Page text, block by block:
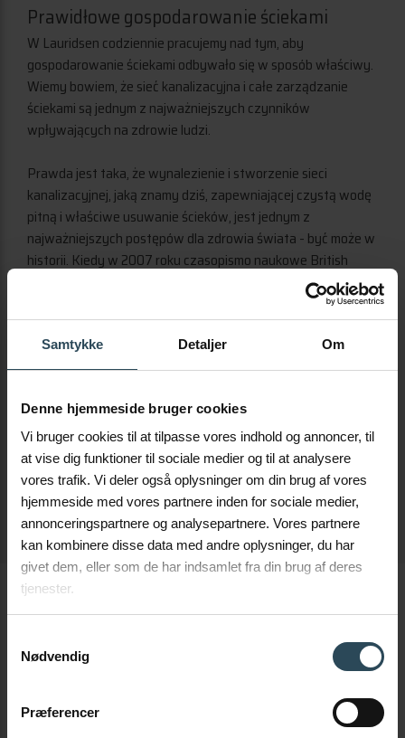
Samtykke Detaljer Om
Denne hjemmeside bruger cookies
Vi bruger cookies til at tilpasse vores indhold og annoncer, til
at vise dig funktioner til sociale medier og til at analysere
vores trafik. Vi deler også oplysninger om din brug af vores
hjemmeside med vores partnere inden for sociale medier,
annonceringspartnere og analysepartnere. Vores partnere
kan kombinere disse data med andre oplysninger, du har
givet dem, eller som de har indsamlet fra din brug af deres
tjenester.
Nødvendig
Præferencer
Prawidłowe gospodarowanie ściekami
W Lauridsen codziennie pracujemy nad tym, aby
gospodarowanie ściekami odbywało się w sposób właściwy.
Wiemy bowiem, że sieć kanalizacyjna i całe zarządzanie
ściekami są jednym z najważniejszych czynników
wpływających na zdrowie ludzi.
Prawda jest taka, że wynalezienie i stworzenie sieci
kanalizacyjnej, jaką znamy dziś, zapewniającej czystą wodę
pitną i właściwe usuwanie ścieków, jest jednym z
najważniejszych postępów dla zdrowia świata - być może w
historii. Kiedy w 2007 roku czasopismo naukowe British
Journal of Medicine zapytało swoich czytelników, jaki był
odpowiedzieli właśnie: rewolucja sanitarna. Dlatego też
wybraliśmy hasło: "Czysta kanalizacja - czyste środowisko".
Nadal intensywnie pracujemy nad tym każdego dnia. Jeśli
Zrównoważonego Rozwoju ONZ, zapraszamy do
zapoznania się z poniższymi informacjami.
POKAŻ MI